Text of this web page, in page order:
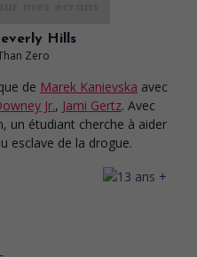
Hills
Zero
de Marek Kanievska avec
Jr., Jami Gertz. Avec
un étudiant cherche à aider
esclave de la drogue.